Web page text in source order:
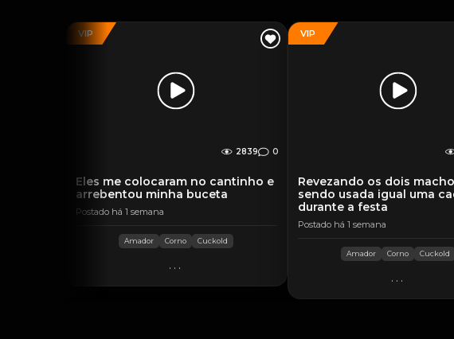
VIP
2839 0
Eles me colocaram no cantinho e
arrebentou minha buceta
Postado há 1 semana
Amador Corno Cuckold
...
VIP
Revezando os dois
sendo usada igual uma
durante a festa
Postado há 1 semana
Amador Corno Cuckold
...